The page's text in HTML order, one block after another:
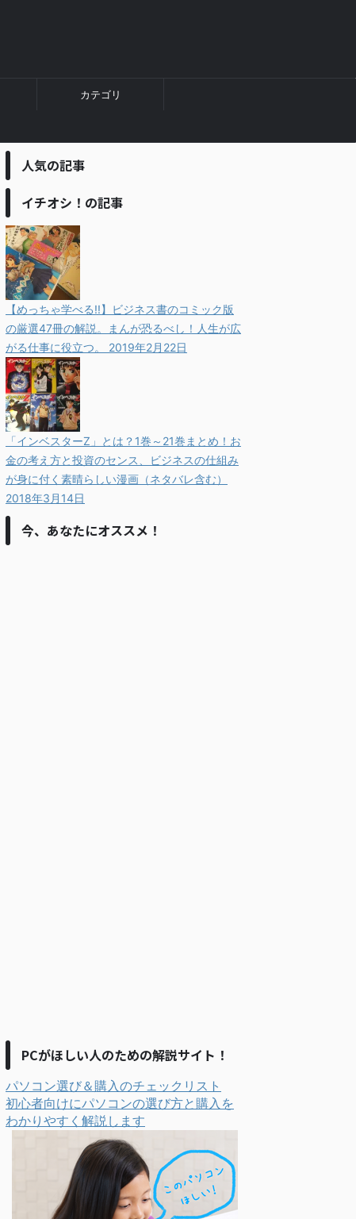
カテゴリ
人気の記事
イチオシ！の記事
【めっちゃ学べる!!】ビジネス書のコミック版
の厳選47冊の解説。まんが恐るべし！人生が広
がる仕事に役立つ。 2019年2月22日
「インベスターZ」とは？1巻～21巻まとめ！お
金の考え方と投資のセンス、ビジネスの仕組み
が身に付く素晴らしい漫画（ネタバレ含む）
2018年3月14日
今、あなたにオススメ！
PCがほしい人のための解説サイト！
パソコン選び＆購入のチェックリスト
初心者向けにパソコンの選び方と購入を
わかりやすく解説します